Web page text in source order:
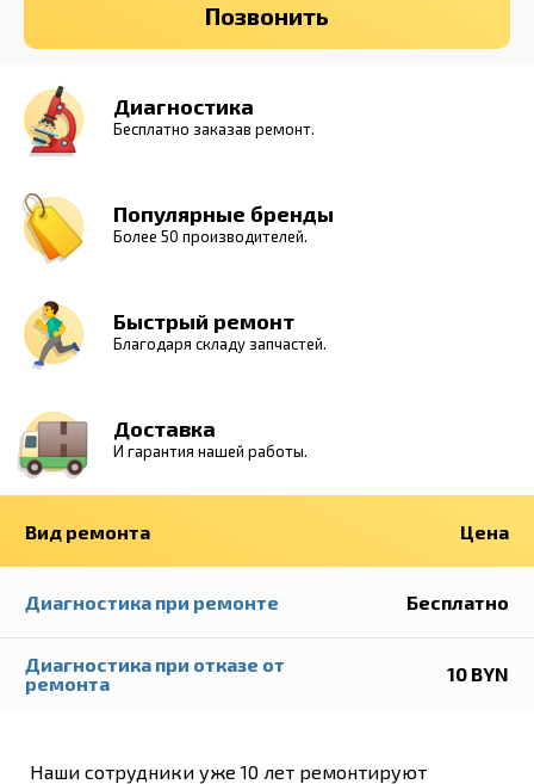
Позвонить
Диагностика
Бесплатно заказав ремонт.
Популярные бренды
Более 50 производителей.
Быстрый ремонт
Благодаря складу запчастей.
Доставка
И гарантия нашей работы.
Вид ремонта Цена
Диагностика при ремонте Бесплатно
Диагностика при отказе от
ремонта
10 BYN
Наши сотрудники уже 10 лет ремонтируют